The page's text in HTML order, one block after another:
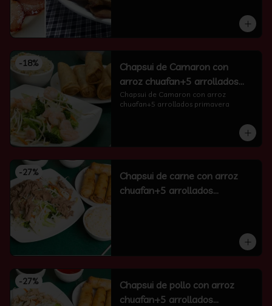
-18%
Chapsui de Camaron con
arroz chuafan+5 arrollados
primavera
Chapsui de Camaron con arroz
chuafan+5 arrollados primavera
-27%
Chapsui de carne con arroz
chuafan+5 arrollados
-27%
Chapsui de pollo con arroz
chuafan+5 arrollados